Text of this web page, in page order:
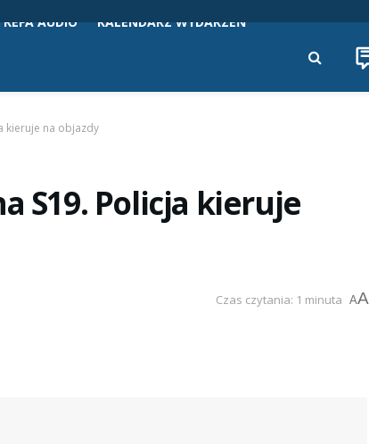
AUDIO KALENDARZ WYDARZEŃ
kieruje na objazdy
S19. Policja kieruje
Czas czytania: 1 minuta AA